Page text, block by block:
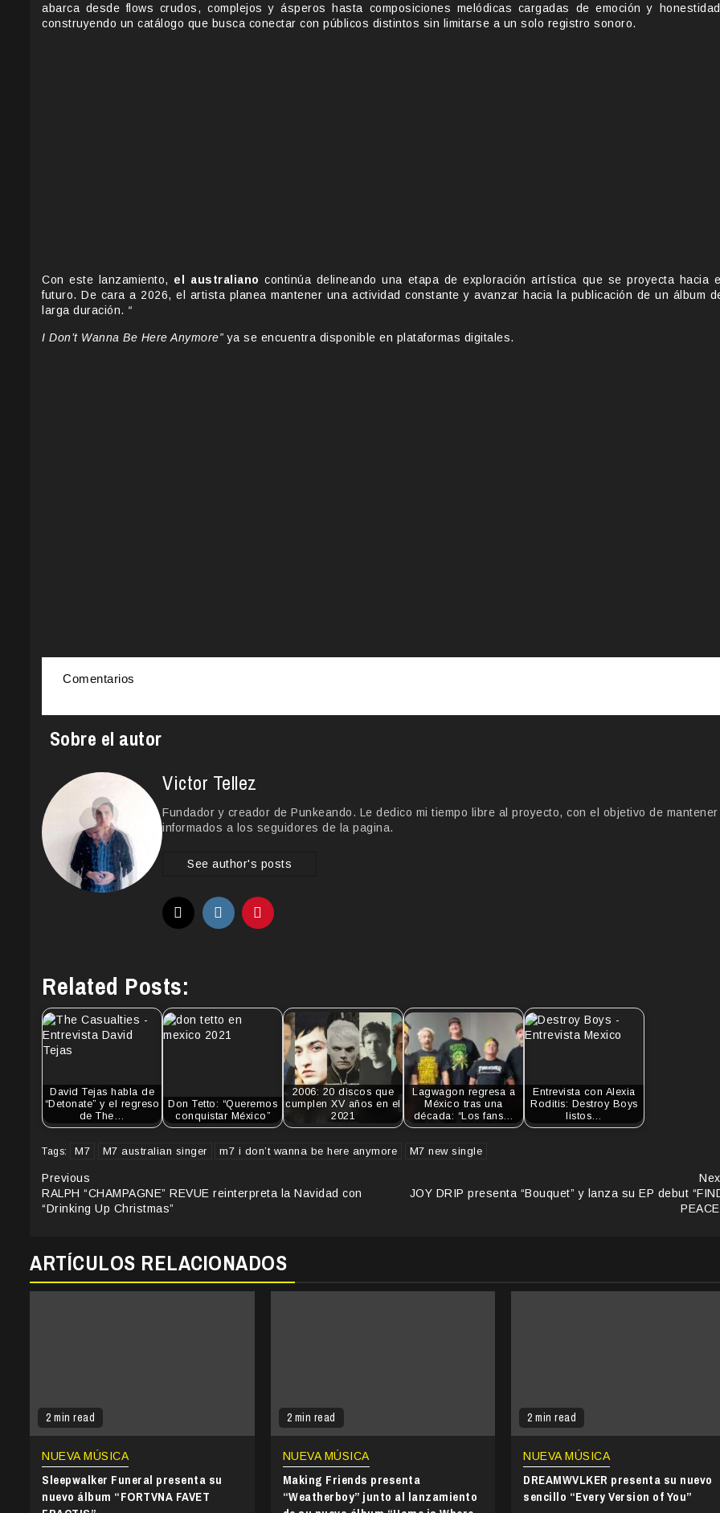
abarca desde flows crudos, complejos y ásperos hasta composiciones melódicas cargadas de emoción y
construyendo un catálogo que busca conectar con públicos distintos sin limitarse a un solo registro sonoro.
Con este lanzamiento, el australiano continúa delineando una etapa de exploración artística que se proyecta hacia
futuro. De cara a 2026, el artista planea mantener una actividad constante y avanzar hacia la publicación de un álbum
larga duración. “
I Don’t Wanna Be Here Anymore” ya se encuentra disponible en plataformas digitales.
Comentarios
Sobre el autor
Victor Tellez
Fundador y creador de Punkeando. Le dedico mi tiempo libre al proyecto, con el objetivo de mantener
informados a los seguidores de la pagina.
See author's posts
Related Posts:
David Tejas habla de
“Detonate” y el regreso
de The…
Don Tetto: “Queremos
conquistar México”
2006: 20 discos que
cumplen XV años en el
2021
Lagwagon regresa a
México tras una
década: “Los fans…
Entrevista con Alexia
Roditis: Destroy Boys
listos…
Tags: M7 M7 australian singer m7 i don’t wanna be here anymore M7 new single
Continue
Reading
Previous
RALPH “CHAMPAGNE” REVUE reinterpreta la Navidad con
“Drinking Up Christmas”
JOY DRIP presenta “Bouquet” y lanza su EP debut
ARTÍCULOS RELACIONADOS
2 min read
NUEVA MÚSICA
Sleepwalker Funeral presenta su
nuevo álbum “FORTVNA FAVET
2 min read
NUEVA MÚSICA
Making Friends presenta
“Weatherboy” junto al lanzamiento
2 min read
NUEVA MÚSICA
DREAMWVLKER presenta su nuevo
sencillo “Every Version of You”